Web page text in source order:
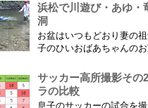
浜松で川遊び・あゆ・
洞
お盆はいつもどおり妻の
子のひいおばあちゃんの
ばあちゃんがご健在なのは
もありがたいことです。 5歳vs88
歳 ひいおばあちゃんとの対
サッカー高所撮影その
ラの比較
息子のサッカーの試合を